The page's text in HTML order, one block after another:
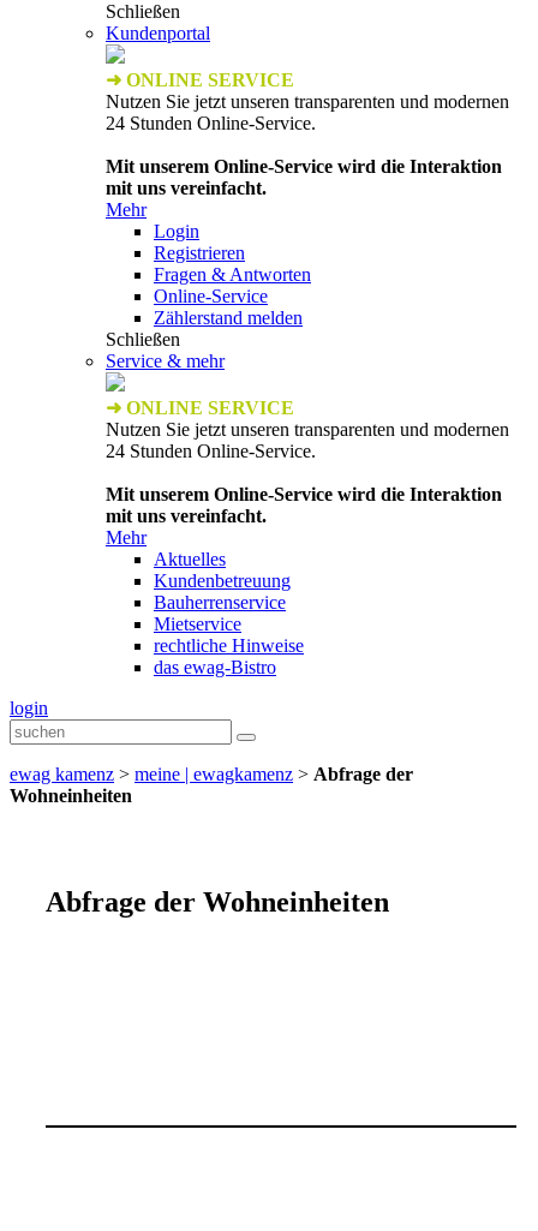
Schließen
Kundenportal
➜ ONLINE SERVICE
Nutzen Sie jetzt unseren transparenten und modernen
24 Stunden Online-Service.
Mit unserem Online-Service wird die Interaktion
mit uns vereinfacht.
Mehr
Login
Registrieren
Fragen & Antworten
Online-Service
Zählerstand melden
Schließen
Service & mehr
➜ ONLINE SERVICE
Nutzen Sie jetzt unseren transparenten und modernen
24 Stunden Online-Service.
Mit unserem Online-Service wird die Interaktion
mit uns vereinfacht.
Mehr
Aktuelles
Kundenbetreuung
Bauherrenservice
Mietservice
rechtliche Hinweise
das ewag-Bistro
login
ewag kamenz > meine | ewagkamenz > Abfrage der
Wohneinheiten
Abfrage der Wohneinheiten